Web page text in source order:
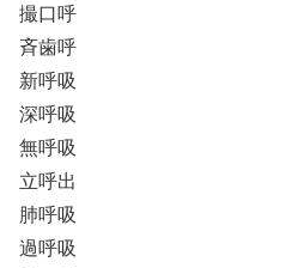
撮口呼
斉歯呼
新呼吸
深呼吸
無呼吸
立呼出
肺呼吸
過呼吸